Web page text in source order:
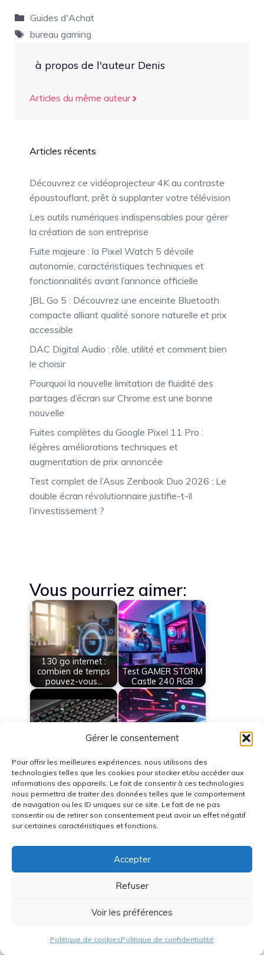
Gérer le consentement
Pour offrir les meilleures expériences, nous utilisons des
technologies telles que les cookies pour stocker et/ou accéder aux
informations des appareils. Le fait de consentir à ces technologies
nous permettra de traiter des données telles que le comportement
de navigation ou les ID uniques sur ce site. Le fait de ne pas
consentir ou de retirer son consentement peut avoir un effet négatif
sur certaines caractéristiques et fonctions.
Accepter
Refuser
Voir les préférences
Politique de cookiesPolitique de confidentialité
Catégories
Guides d'Achat
Étiquettes
bureau gaming
à propos de l'auteur Denis
Articles du même auteur
Articles récents
Découvrez ce vidéoprojecteur 4K au contraste
époustouflant, prêt à supplanter votre télévision
Les outils numériques indispensables pour gérer
la création de son entreprise
Fuite majeure : la Pixel Watch 5 dévoile
autonomie, caractéristiques techniques et
fonctionnalités avant l’annonce officielle
JBL Go 5 : Découvrez une enceinte Bluetooth
compacte alliant qualité sonore naturelle et prix
accessible
DAC Digital Audio : rôle, utilité et comment bien
le choisir
Pourquoi la nouvelle limitation de fluidité des
partages d’écran sur Chrome est une bonne
nouvelle
Fuites complètes du Google Pixel 11 Pro :
légères améliorations techniques et
augmentation de prix annoncée
Test complet de l’Asus Zenbook Duo 2026 : Le
double écran révolutionnaire justifie-t-il
l’investissement ?
Vous pourriez aimer:
130 go internet :
combien de temps
pouvez-vous…
Test GAMER STORM
Castle 240 RGB
Test Corsair Strafe
RGB
Rheobus bandes
LEDS RGB
comment tester
CPU en 2026 : silence
et performances
Pas Cher Août 2025 :
Le Guide…
innovations et
solutions pour un…